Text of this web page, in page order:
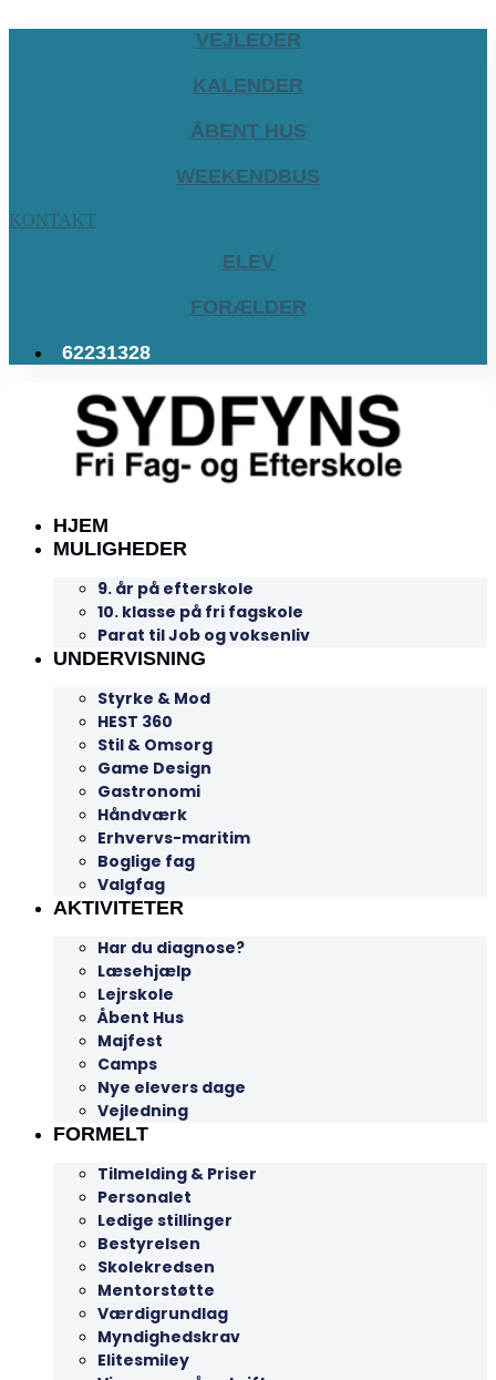
VEJLEDER
KALENDER
ÅBENT HUS
WEEKENDBUS
KONTAKT
ELEV
FORÆLDER
62231328
HJEM
MULIGHEDER
9. år på efterskole
10. klasse på fri fagskole
Parat til Job og voksenliv
UNDERVISNING
Styrke & Mod
HEST 360
Stil & Omsorg
Game Design
Gastronomi
Håndværk
Erhvervs-maritim
Boglige fag
Valgfag
AKTIVITETER
Har du diagnose?
Læsehjælp
Lejrskole
Åbent Hus
Majfest
Camps
Nye elevers dage
Vejledning
FORMELT
Tilmelding & Priser
Personalet
Ledige stillinger
Bestyrelsen
Skolekredsen
Mentorstøtte
Værdigrundlag
Myndighedskrav
Elitesmiley